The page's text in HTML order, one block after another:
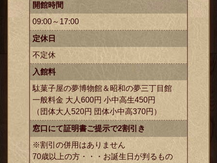
開館時間
09:00～17:00
定休日
不定休
入館料
駄菓子屋の夢博物館＆昭和の夢三丁目館
一般料金 大人600円 小中高生450円
（団体大人520円 団体小中高370円）
窓口にて証明書ご提示で2割引き
※割引の併用はありません
70歳以上の方・・・お誕生日が判るもの